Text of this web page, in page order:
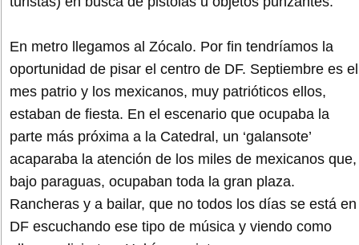
En metro llegamos al Zócalo. Por fin tendríamos la
oportunidad de pisar el centro de DF. Septiembre es el
mes patrio y los mexicanos, muy patrióticos ellos,
estaban de fiesta. En el escenario que ocupaba la
parte más próxima a la Catedral, un ‘galansote’
acaparaba la atención de los miles de mexicanos que,
bajo paraguas, ocupaban toda la gran plaza.
Rancheras y a bailar, que no todos los días se está en
DF escuchando ese tipo de música y viendo como